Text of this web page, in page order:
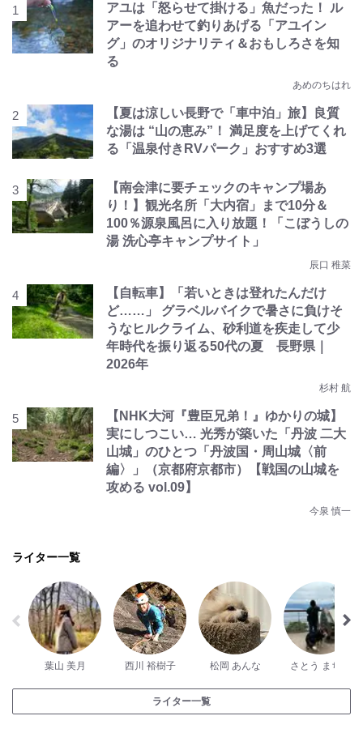
アユは「怒らせて掛ける」魚だった！ ル
アーを追わせて釣りあげる「アユイン
グ」のオリジナリティ＆おもしろさを知
る
あめのちはれ
【夏は涼しい長野で「車中泊」旅】良質
な湯は “山の恵み”！ 満足度を上げてくれ
る「温泉付きRVパーク」おすすめ3選
【南会津に要チェックのキャンプ場あ
り！】観光名所「大内宿」まで10分＆
100％源泉風呂に入り放題！「こぼうしの
湯 洗心亭キャンプサイト」
辰口 稚菜
【自転車】「若いときは登れたんだけ
ど……」 グラベルバイクで暑さに負けそ
うなヒルクライム、砂利道を疾走して少
年時代を振り返る50代の夏 長野県｜
2026年
杉村 航
【NHK大河『豊臣兄弟！』ゆかりの城】
実にしつこい… 光秀が築いた「丹波 二大
山城」のひとつ「丹波国・周山城〈前
編〉」（京都府京都市）【戦国の山城を
攻める vol.09】
今泉 慎一
ライター一覧
葉山 美月 西川 裕樹子 松岡 あんな さとう まちこ
ライター一覧